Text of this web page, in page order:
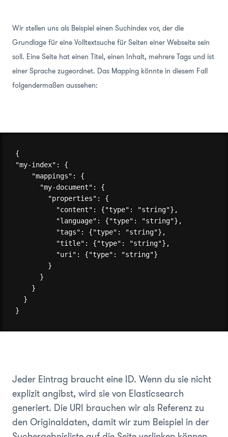
Wir stellen uns als Beispiel einen Suchindex vor, der die
Grundlage für eine Volltextsuche für Seiten einer Webseite sein
soll. Eine Seite hat einen Titel, einen Inhalt, mehrere Tags und ist
einer Sprache zugeordnet. Das Mapping könnte in diesem Fall
folgendermaßen aussehen:
{
"my-index": {
    "mappings": {
      "my-document": {
        "properties": {
          "content": {"type": "string"},
          "language": {"type": "string"},
          "tags": {"type": "string"},
          "title": {"type": "string"},
          "uri": {"type": "string"}
        }
      }
    }
  }
Jeder Eintrag braucht eine ID. Wenn du sie nicht
explizit angibst, wird sie von Elasticsearch
generiert. Die URI brauchen wir als Referenz zu
den Originaldaten, damit wir zum Beispiel in der